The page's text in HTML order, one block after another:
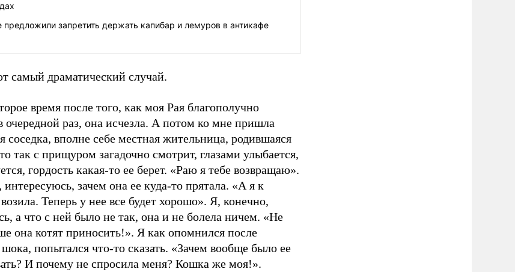
предложили запретить держать капибар и лемуров в антикафе
самый драматический случай.
время после того, как моя Рая благополучно
очередной раз, она исчезла. А потом ко мне пришла
соседка, вполне себе местная жительница, родившаяся
так с прищуром загадочно смотрит, глазами улыбается,
гордость какая-то ее берет. «Раю я тебе возвращаю».
зачем она ее куда-то прятала. «А я к
Теперь у нее все будет хорошо». Я, конечно,
а что с ней было не так, она и не болела ничем. «Не
она котят приносить!». Я как опомнился после
попытался что-то сказать. «Зачем вообще было ее
И почему не спросила меня? Кошка же моя!».